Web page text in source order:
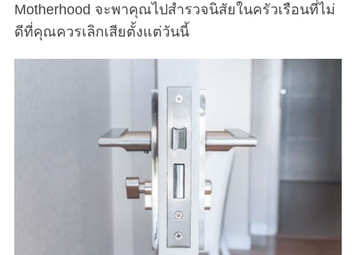
Motherhood จะพาคุณไปสำรวจนิสัยในครัวเรือนที่ไม่
ดีที่คุณควรเลิกเสียตั้งแต่วันนี้